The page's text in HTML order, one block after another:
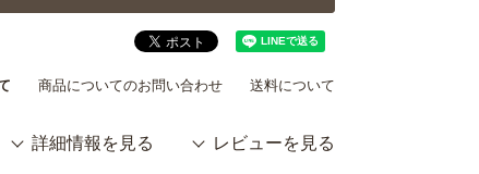
商品についてのお問い合わせ 送料について
詳細情報を見る レビューを見る